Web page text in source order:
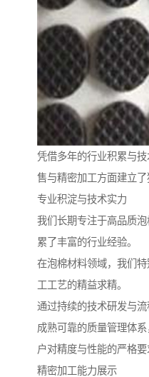
凭借多年的行业积累与
售与精密加工方面建立了
专业积淀与技术实力
我们长期专注于高品质
累了丰富的行业经验。
在泡棉材料领域，我们
工工艺的精益求精。
通过持续的技术研发与
成熟可靠的质量管理体
户对精度与性能的严格要
精密加工能力展示